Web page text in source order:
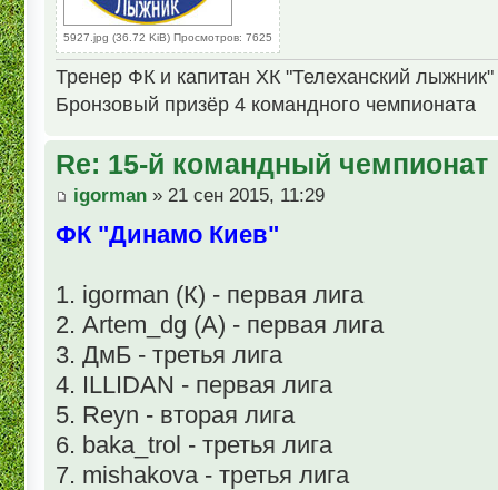
5927.jpg (36.72 KiB) Просмотров: 7625
Тренер ФК и капитан ХК "Телеханский лыжник"
Бронзовый призёр 4 командного чемпионата
Re: 15-й командный чемпионат
igorman » 21 сен 2015, 11:29
ФК "Динамо Киев"
1. igorman (К) - первая лига
2. Artem_dg (А) - первая лига
3. ДмБ - третья лига
4. ILLIDAN - первая лига
5. Reyn - вторая лига
6. baka_trol - третья лига
7. mishakova - третья лига